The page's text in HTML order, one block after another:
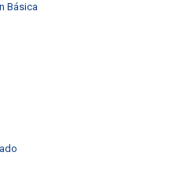
Básica